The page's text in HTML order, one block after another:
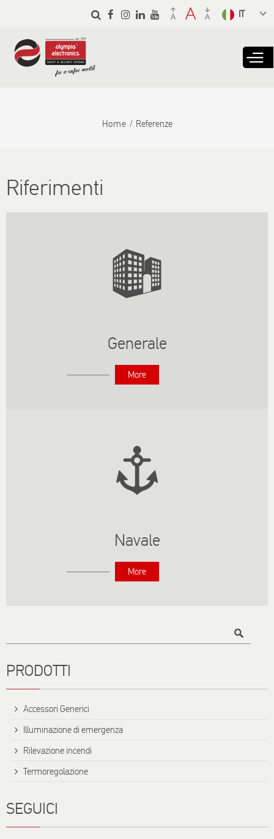
Skip to
main
from the
dropdown
to translate
Home Referenze
Riferimenti
Generale
More
Navale
More
PRODOTTI
Accessori Generici
Illuminazione di emergenza
Rilevazione incendi
Termoregolazione
SEGUICI